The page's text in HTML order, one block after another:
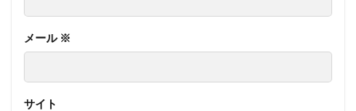
メール ※
サイト